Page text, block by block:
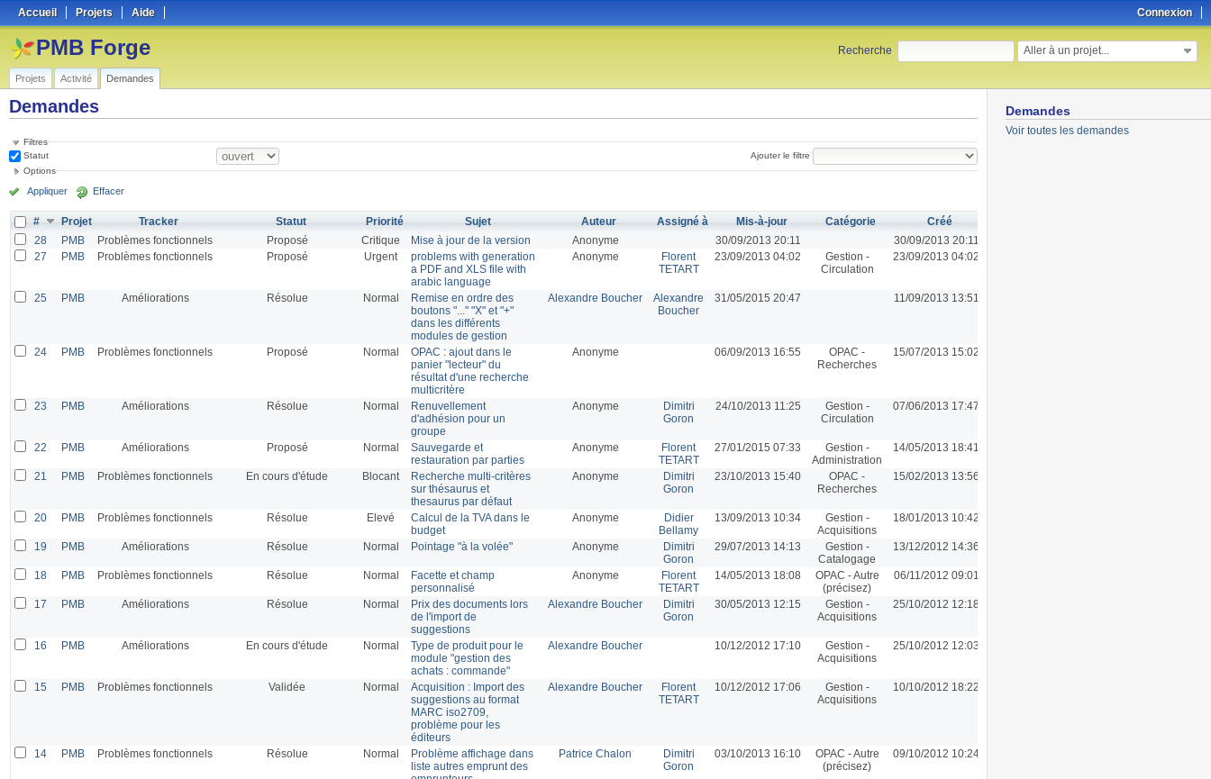
Connexion
Accueil Projets Aide
Recherche: Aller à un projet...
PMB Forge
Projets Activité Demandes
Demandes
Voir toutes les demandes
Demandes
Filtres
Statut
Ajouter le filtre
Options
Appliquer Effacer
# Projet Tracker Statut Priorité Sujet Auteur Assigné à Mis-à-jour Catégorie
Créé
28
PMB Problèmes fonctionnels Proposé Critique Mise à jour de la version Anonyme 30/09/2013 20:11
30/09/2013 20:11
27
PMB Problèmes fonctionnels Proposé Urgent
problems with generation
a PDF and XLS file with
arabic language
Anonyme
Florent
TETART
23/09/2013 04:02
Gestion -
Circulation
23/09/2013 04:02
25 PMB Améliorations Résolue Normal
Remise en ordre des
boutons "..." "X" et "+"
dans les différents
modules de gestion
Alexandre Boucher
Alexandre
Boucher
31/05/2015 20:47 11/09/2013 13:51
24 PMB Problèmes fonctionnels Proposé Normal
OPAC : ajout dans le
panier "lecteur" du
résultat d'une recherche
multicritère
Anonyme 06/09/2013 16:55
OPAC -
Recherches
15/07/2013 15:02
23 PMB Améliorations Résolue Normal
Renuvellement
d'adhésion pour un
groupe
Anonyme
Dimitri
Goron
24/10/2013 11:25
Gestion -
Circulation
07/06/2013 17:47
22 PMB Améliorations Proposé Normal
Sauvegarde et
restauration par parties
Anonyme
Florent
TETART
27/01/2015 07:33
Gestion -
Administration
14/05/2013 18:41
21 PMB Problèmes fonctionnels En cours d'étude Blocant
Recherche multi-critères
sur thésaurus et
thesaurus par défaut
Anonyme
Dimitri
Goron
23/10/2013 15:40
OPAC -
Recherches
15/02/2013 13:56
20 PMB Problèmes fonctionnels Résolue Elevé
Calcul de la TVA dans le
budget
Anonyme
Didier
Bellamy
13/09/2013 10:34
Gestion -
Acquisitions
18/01/2013 10:42
19 PMB Améliorations Résolue Normal Pointage "à la volée" Anonyme
Dimitri
Goron
29/07/2013 14:13
Gestion -
Catalogage
13/12/2012 14:36
18 PMB Problèmes fonctionnels Résolue Normal
Facette et champ
personnalisé
Anonyme
Florent
TETART
14/05/2013 18:08
OPAC - Autre
(précisez)
06/11/2012 09:01
17 PMB Améliorations Résolue Normal
Prix des documents lors
de l'import de
suggestions
Alexandre Boucher
Dimitri
Goron
30/05/2013 12:15
Gestion -
Acquisitions
25/10/2012 12:18
16 PMB Améliorations En cours d'étude Normal
Type de produit pour le
module "gestion des
achats : commande"
Alexandre Boucher 10/12/2012 17:10
Gestion -
Acquisitions
25/10/2012 12:03
15 PMB Problèmes fonctionnels Validée Normal
Acquisition : Import des
suggestions au format
MARC iso2709,
problème pour les
éditeurs
Alexandre Boucher
Florent
TETART
10/12/2012 17:06
Gestion -
Acquisitions
10/10/2012 18:22
14 PMB Problèmes fonctionnels Résolue Normal
Problème affichage dans
liste autres emprunt des
Patrice Chalon
Dimitri
Goron
03/10/2013 16:10
OPAC - Autre
(précisez)
09/10/2012 10:24